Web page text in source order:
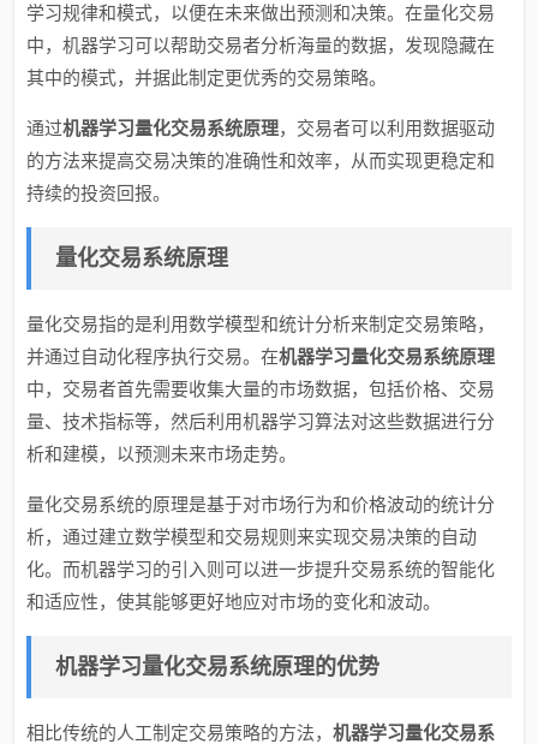
学习规律和模式，以便在未来做出预测和决策。在量化交易
中，机器学习可以帮助交易者分析海量的数据，发现隐藏在
其中的模式，并据此制定更优秀的交易策略。
通过机器学习量化交易系统原理，交易者可以利用数据驱动
的方法来提高交易决策的准确性和效率，从而实现更稳定和
持续的投资回报。
量化交易系统原理
量化交易指的是利用数学模型和统计分析来制定交易策略，
并通过自动化程序执行交易。在机器学习量化交易系统原理
中，交易者首先需要收集大量的市场数据，包括价格、交易
量、技术指标等，然后利用机器学习算法对这些数据进行分
析和建模，以预测未来市场走势。
量化交易系统的原理是基于对市场行为和价格波动的统计分
析，通过建立数学模型和交易规则来实现交易决策的自动
化。而机器学习的引入则可以进一步提升交易系统的智能化
和适应性，使其能够更好地应对市场的变化和波动。
机器学习量化交易系统原理的优势
相比传统的人工制定交易策略的方法，机器学习量化交易系